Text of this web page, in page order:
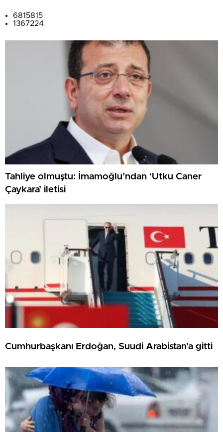
6815815
1367224
Tahliye olmuştu: İmamoğlu’ndan ‘Utku Caner
Çaykara’ iletisi
Cumhurbaşkanı Erdoğan, Suudi Arabistan’a gitti